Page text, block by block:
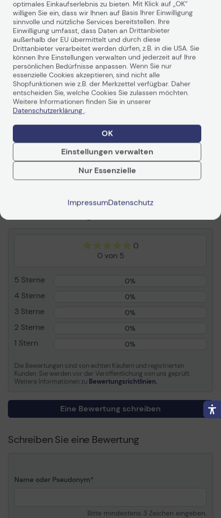
Technische Daten
Allgemein
Transportbreite
24.6 cm
Transporttiefe
11.6 cm
Transporthöhe
14.5 cm
Transportgewicht
Verbrauchsmaterialtyp
Tintenpatrone
Drucktechnologie
Tintenstrahl
Farbe
Hellmagentafarben
13 ml
Patronenmerkmale
Epson UltraChrome K3 Ink
Informationen zur Kompatibilität
R2400
Weiterlesen
0
0 von 5
5 Sterne 0%
4 Sterne 0%
3 Sterne 0%
2 Sterne 0%
1 Stern 0%
Die Bewertungen sind von echten Käufern und registrierten
Kunden. Sie werden vor der Veröffentlichung von uns geprüft.
Weitere Informationen zu Bewertungsrichtlinien.
Eine Bewertung schreiben
Schreiben Sie eine Bewertung
Name oder Pseudonym
Bitte mindestens 3 Zeichen eingeben.
optimales Einkaufserlebnis zu bieten. Mit Klick auf „OK“
willigen Sie ein, dass wir Ihnen auf Basis Ihrer Einwilligung
sinnvolle und nützliche Services bereitstellen. Ihre
Einwilligung umfasst, dass Daten an Drittanbieter
außerhalb der EU übermittelt und durch diese
Drittanbieter verarbeitet werden dürfen, z.B. in die USA. Sie
können Ihre Einstellungen verwalten und jederzeit auf Ihre
persönlichen Bedürfnisse anpassen. Wenn Sie nur
essenzielle Cookies akzeptieren, sind nicht alle
Shopfunktionen wie z.B. der Merkzettel verfügbar. Daher
entscheiden Sie, welche Cookies Sie zulassen möchten.
Weitere Informationen finden Sie in unserer
Datenschutzerklärung .
OK
Einstellungen verwalten
Nur Essenzielle
ImpressumDatenschutz